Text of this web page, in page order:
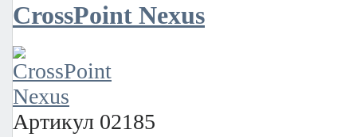
CrossPoint Nexus
Артикул 02185